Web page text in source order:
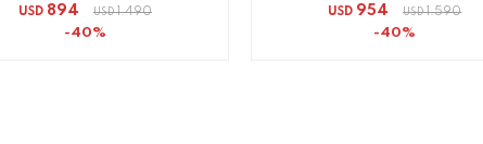
USD 894 USD 1.490
40
USD 954 USD 1.590
40